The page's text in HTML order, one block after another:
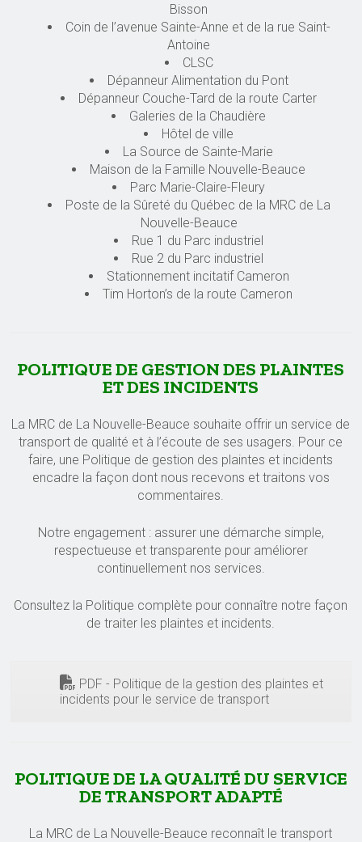
Bisson
Coin de l’avenue Sainte-Anne et de la rue Saint-
Antoine
CLSC
Dépanneur Alimentation du Pont
Dépanneur Couche-Tard de la route Carter
Galeries de la Chaudière
Hôtel de ville
La Source de Sainte-Marie
Maison de la Famille Nouvelle-Beauce
Parc Marie-Claire-Fleury
Poste de la Sûreté du Québec de la MRC de La
Nouvelle-Beauce
Rue 1 du Parc industriel
Rue 2 du Parc industriel
Stationnement incitatif Cameron
Tim Horton’s de la route Cameron
POLITIQUE DE GESTION DES PLAINTES
ET DES INCIDENTS
La MRC de La Nouvelle-Beauce souhaite offrir un service de
transport de qualité et à l’écoute de ses usagers. Pour ce
faire, une Politique de gestion des plaintes et incidents
encadre la façon dont nous recevons et traitons vos
commentaires.
Notre engagement : assurer une démarche simple,
respectueuse et transparente pour améliorer
continuellement nos services.
Consultez la Politique complète pour connaître notre façon
de traiter les plaintes et incidents.
PDF - Politique de la gestion des plaintes et
incidents pour le service de transport
POLITIQUE DE LA QUALITÉ DU SERVICE
DE TRANSPORT ADAPTÉ
La MRC de La Nouvelle-Beauce reconnaît le transport